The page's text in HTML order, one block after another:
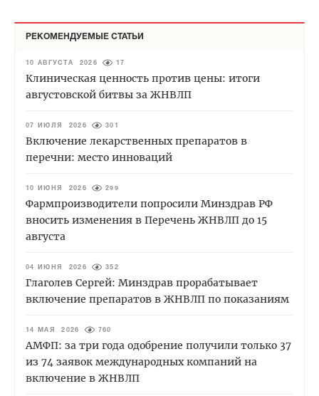
РЕКОМЕНДУЕМЫЕ СТАТЬИ
10 АВГУСТА 2026 17
Клиническая ценность против цены: итоги
августовской битвы за ЖНВЛП
07 ИЮЛЯ 2026 301
Включение лекарственных препаратов в
перечни: место инноваций
10 ИЮНЯ 2026 299
Фармпроизводители попросили Минздрав РФ
вносить изменения в Перечень ЖНВЛП до 15
августа
04 ИЮНЯ 2026 352
Глаголев Сергей: Минздрав прорабатывает
включение препаратов в ЖНВЛП по показаниям
14 МАЯ 2026 760
АМФП: за три года одобрение получили только 37
из 74 заявок международных компаний на
включение в ЖНВЛП